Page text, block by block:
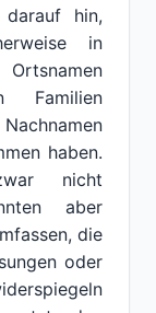
darauf hin,
in
Familien
haben.
nicht
aber
die
oder